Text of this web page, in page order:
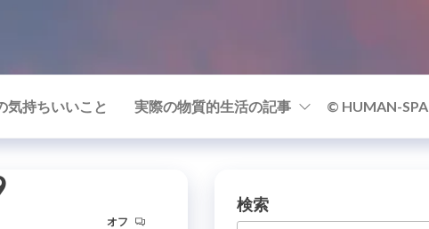
気持ちいいこと 実際の物質的生活の記事 © HUMAN-
オフ
検索